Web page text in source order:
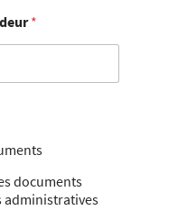
*
documents
administratives